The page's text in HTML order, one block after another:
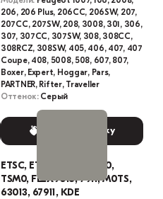
206, 206 Plus, 206CC, 206SW, 207,
207CC, 207SW, 208, 3008, 301, 306,
307, 307CC, 307SW, 308, 308CC,
308RCZ, 308SW, 405, 406, 407, 407
Coupe, 408, 5008, 508, 607, 807,
Boxer, Expert, Hoggar, Pars,
PARTNER, Rifter, Traveller
Оттенок: Серый
Выбрать краску
ETSC, ETS, TS, 3011, 7910,
TSM0, FLEX9018, 7911, M0TS,
63013, 67911, KDE